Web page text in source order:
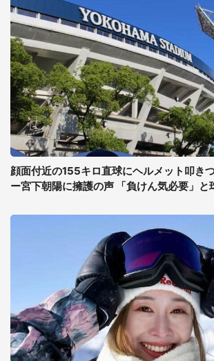
顔面付近の155キロ直球にヘルメット叩き
ー宮下朝陽に擁護の声 「負けん気必要」と